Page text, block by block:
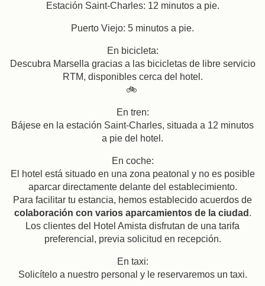
Estación Saint-Charles: 12 minutos a pie.
Puerto Viejo: 5 minutos a pie.
En bicicleta:
Descubra Marsella gracias a las bicicletas de libre servicio
RTM, disponibles cerca del hotel.
🚲
En tren:
Bájese en la estación Saint-Charles, situada a 12 minutos
a pie del hotel.
En coche:
El hotel está situado en una zona peatonal y no es posible
aparcar directamente delante del establecimiento.
Para facilitar tu estancia, hemos establecido acuerdos de
colaboración con varios aparcamientos de la ciudad .
Los clientes del Hotel Amista disfrutan de una tarifa
preferencial, previa solicitud en recepción.
En taxi:
Solicítelo a nuestro personal y le reservaremos un taxi.
Llegada
Adultos